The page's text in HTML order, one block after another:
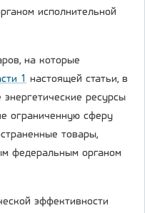
исполнительной
на которые
1 настоящей статьи, в
ресурсы
ограниченную сферу
товары,
федеральным органом
эффективности